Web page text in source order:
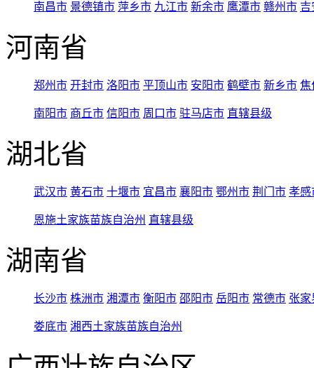
南昌市 景德镇市 萍乡市 九江市 新余市 鹰潭市 赣州市 吉
河南省
郑州市 开封市 洛阳市 平顶山市 安阳市 鹤壁市 新乡市 焦
南阳市 商丘市 信阳市 周口市 驻马店市 直辖县级
湖北省
武汉市 黄石市 十堰市 宜昌市 襄阳市 鄂州市 荆门市 孝感
恩施土家族苗族自治州 直辖县级
湖南省
长沙市 株洲市 湘潭市 衡阳市 邵阳市 岳阳市 常德市 张家
娄底市 湘西土家族苗族自治州